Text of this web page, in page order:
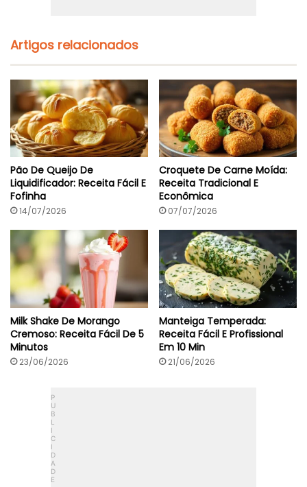
Artigos relacionados
Pão De Queijo De
Liquidificador: Receita Fácil E
Fofinha
14/07/2026
Croquete De Carne Moída:
Receita Tradicional E
Econômica
07/07/2026
Milk Shake De Morango
Cremoso: Receita Fácil De 5
Minutos
23/06/2026
Manteiga Temperada:
Receita Fácil E Profissional
Em 10 Min
21/06/2026